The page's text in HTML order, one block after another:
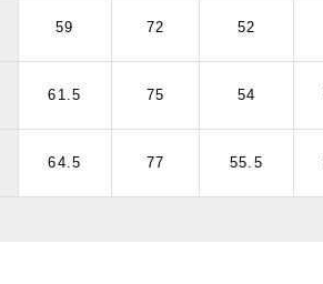
59 72 52
61.5 75 54
64.5 77 55.5